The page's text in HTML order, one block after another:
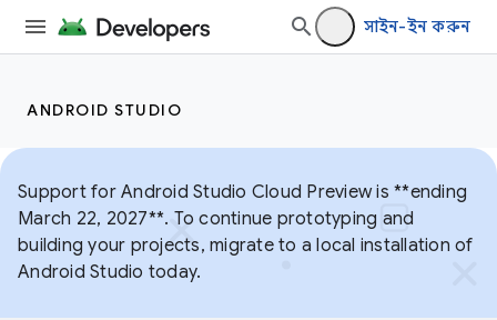
সাইন-ইন করুন
ANDROID STUDIO
Support for Android Studio Cloud Preview is **ending
March 22, 2027**. To continue prototyping and
building your projects, migrate to a local installation of
Android Studio today.